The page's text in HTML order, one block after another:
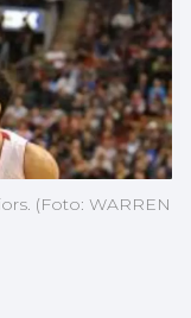
(Foto: WARREN